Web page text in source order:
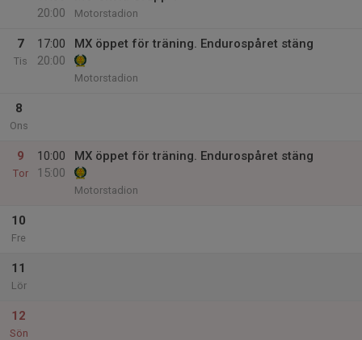
20:00
Motorstadion
7
Tis
17:00
20:00
MX öppet för träning. Endurospåret stäng
Motorstadion
8
Ons
9
Tor
10:00
15:00
MX öppet för träning. Endurospåret stäng
Motorstadion
10
Fre
11
Lör
12
Sön